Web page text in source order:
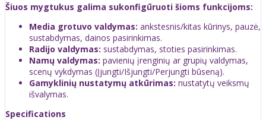
Šiuos mygtukus galima sukonfigūruoti šioms funkcijoms:
Media grotuvo valdymas: ankstesnis/kitas kūrinys, pauzė,
sustabdymas, dainos pasirinkimas.
Radijo valdymas: sustabdymas, stoties pasirinkimas.
Namų valdymas: pavienių įrenginių ar grupių valdymas,
scenų vykdymas (Įjungti/Išjungti/Perjungti būseną).
Gamyklinių nustatymų atkūrimas: nustatytų veiksmų
išvalymas.
Specifications